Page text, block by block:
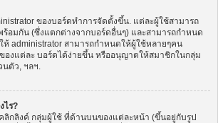
ของบอร์ดทำการจัดตั้งขึ้น. แต่ละผู้ใช้สามารถ
อมกัน (ซึ่งแตกต่างจากบอร์ดอื่นๆ) และสามารถกำหนด
administrator สามารถกำหนดให้ผู้ใช้หลายๆคน
องแต่ละ บอร์ดได้ง่ายขึ้น หรืออนุญาตให้สมาชิกในกลุ่ม
นตัว, ฯลฯ.
ไร?
ลิกลิงค์ กลุ่มผู้ใช้ ที่ด้านบนของแต่ละหน้า (ขึ้นอยู่กับรูป